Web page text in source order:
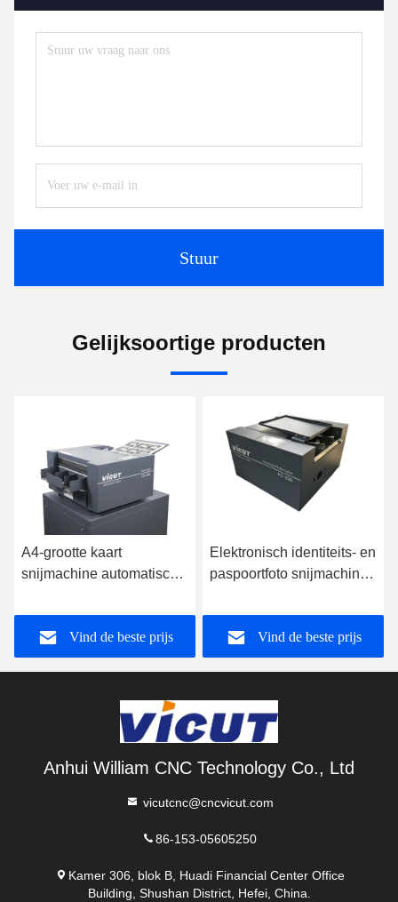
Stuur
Gelijksoortige producten
A4-grootte kaart
snijmachine automatisch
productie van
groetkaarten CC-330
Vind de beste prijs
Elektronisch identiteits- en
paspoortfoto snijmachine
Visitenkaarten
snijmachine 10s Snij
snelheid PC-220
Vind de beste prijs
Anhui William CNC Technology Co., Ltd
vicutcnc@cncvicut.com
86-153-05605250
Kamer 306, blok B, Huadi Financial Center Office
Building, Shushan District, Hefei, China.